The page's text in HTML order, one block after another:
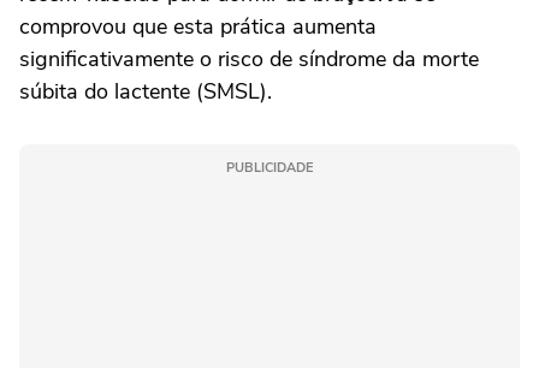
comprovou que esta prática aumenta
significativamente o risco de síndrome da morte
súbita do lactente (SMSL).
PUBLICIDADE